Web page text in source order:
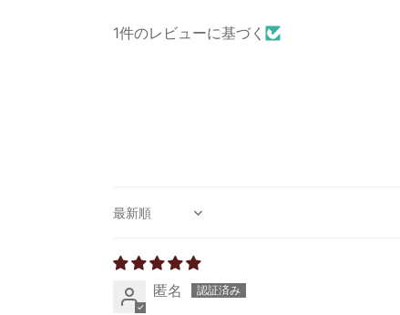
1件のレビューに基づく
Sort by
匿名